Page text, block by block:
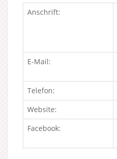
Anschrift:
E-Mail:
Telefon:
Website:
Facebook: